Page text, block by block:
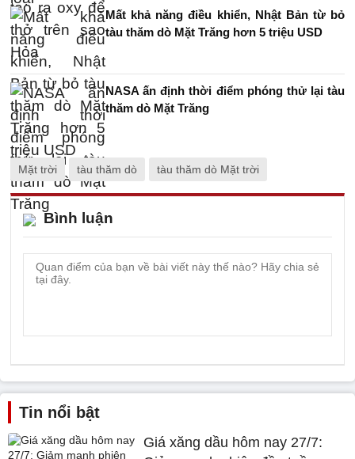
Mất khả năng điều khiển, Nhật Bản từ bỏ
tàu thăm dò Mặt Trăng hơn 5 triệu USD
NASA ấn định thời điểm phóng thử lại tàu
thăm dò Mặt Trăng
Mặt trời tàu thăm dò tàu thăm dò Mặt trời
Bình luận
Tin nổi bật
Giá xăng dầu hôm nay 27/7: